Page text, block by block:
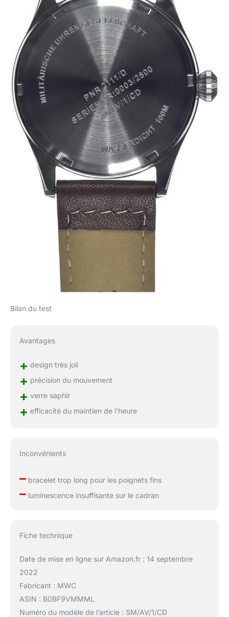
Bilan du test
Avantages
+ design très joli
+ précision du mouvement
+ verre saphir
+ efficacité du maintien de l’heure
Inconvénients
–bracelet trop long pour les poignets fins
–luminescence insuffisante sur le cadran
Fiche technique
Date de mise en ligne sur Amazon.fr : 14 septembre
2022
Fabricant : MWC
ASIN : B0BF9VMMML
Numéro du modèle de l’article : SM/AV/1/CD